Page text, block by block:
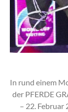
In rund einem
der PFERDE
– 22.